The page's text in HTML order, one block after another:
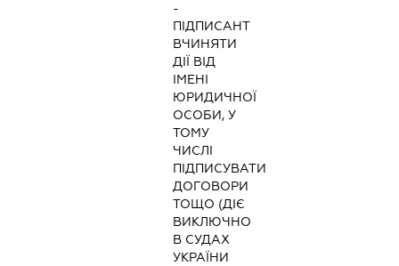
-
ПІДПИСАНТ
ВЧИНЯТИ
ДІЇ ВІД
ІМЕНІ
ЮРИДИЧНОЇ
ОСОБИ, У
ТОМУ
ЧИСЛІ
ПІДПИСУВАТИ
ДОГОВОРИ
ТОЩО (ДІЄ
ВИКЛЮЧНО
В СУДАХ
УКРАЇНИ